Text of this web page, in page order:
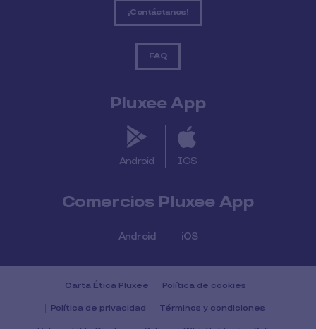
¡Contáctanos!
FAQ
Pluxee App
Android IOS
Comercios Pluxee App
Android iOS
Carta Ética Pluxee Política de cookies
Política de privacidad Términos y condiciones